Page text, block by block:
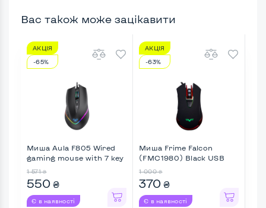
Вас також може зацікавити
АКЦІЯ
-65%
Миша Aula F805 Wired
gaming mouse with 7 key
1 571 ₴
550 ₴
Є в наявності
АКЦІЯ
-63%
Миша Frime Falcon
(FMC1980) Black USB
1 000 ₴
370 ₴
Є в наявності